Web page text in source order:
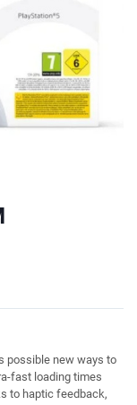
possible new ways to
fast loading times
to haptic feedback,